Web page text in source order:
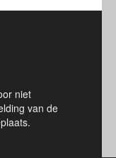
niet
van de